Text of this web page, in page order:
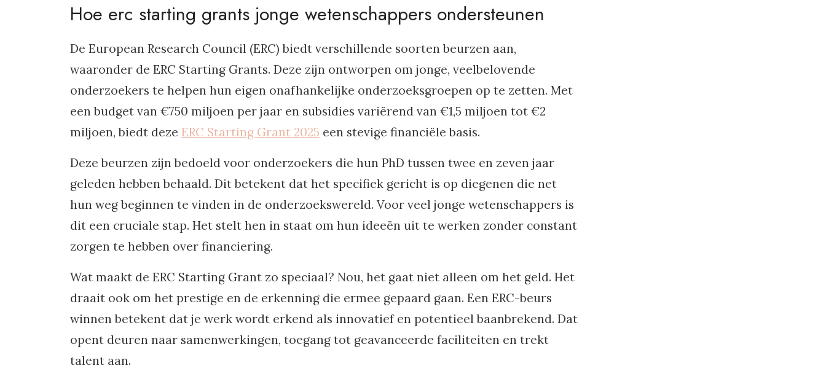
Hoe erc starting grants jonge wetenschappers ondersteunen
De European Research Council (ERC) biedt verschillende soorten beurzen aan,
waaronder de ERC Starting Grants. Deze zijn ontworpen om jonge, veelbelovende
onderzoekers te helpen hun eigen onafhankelijke onderzoeksgroepen op te zetten. Met
een budget van €750 miljoen per jaar en subsidies variërend van €1,5 miljoen tot €2
miljoen, biedt deze ERC Starting Grant 2025 een stevige financiële basis.
Deze beurzen zijn bedoeld voor onderzoekers die hun PhD tussen twee en zeven jaar
geleden hebben behaald. Dit betekent dat het specifiek gericht is op diegenen die net
hun weg beginnen te vinden in de onderzoekswereld. Voor veel jonge wetenschappers is
dit een cruciale stap. Het stelt hen in staat om hun ideeën uit te werken zonder constant
zorgen te hebben over financiering.
Wat maakt de ERC Starting Grant zo speciaal? Nou, het gaat niet alleen om het geld. Het
draait ook om het prestige en de erkenning die ermee gepaard gaan. Een ERC-beurs
winnen betekent dat je werk wordt erkend als innovatief en potentieel baanbrekend. Dat
opent deuren naar samenwerkingen, toegang tot geavanceerde faciliteiten en trekt
talent aan.